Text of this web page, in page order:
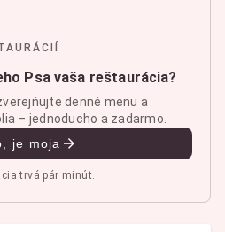
Psa vaša reštaurácia?
denné menu a
– jednoducho a zadarmo.
je moja
trvá pár minút.